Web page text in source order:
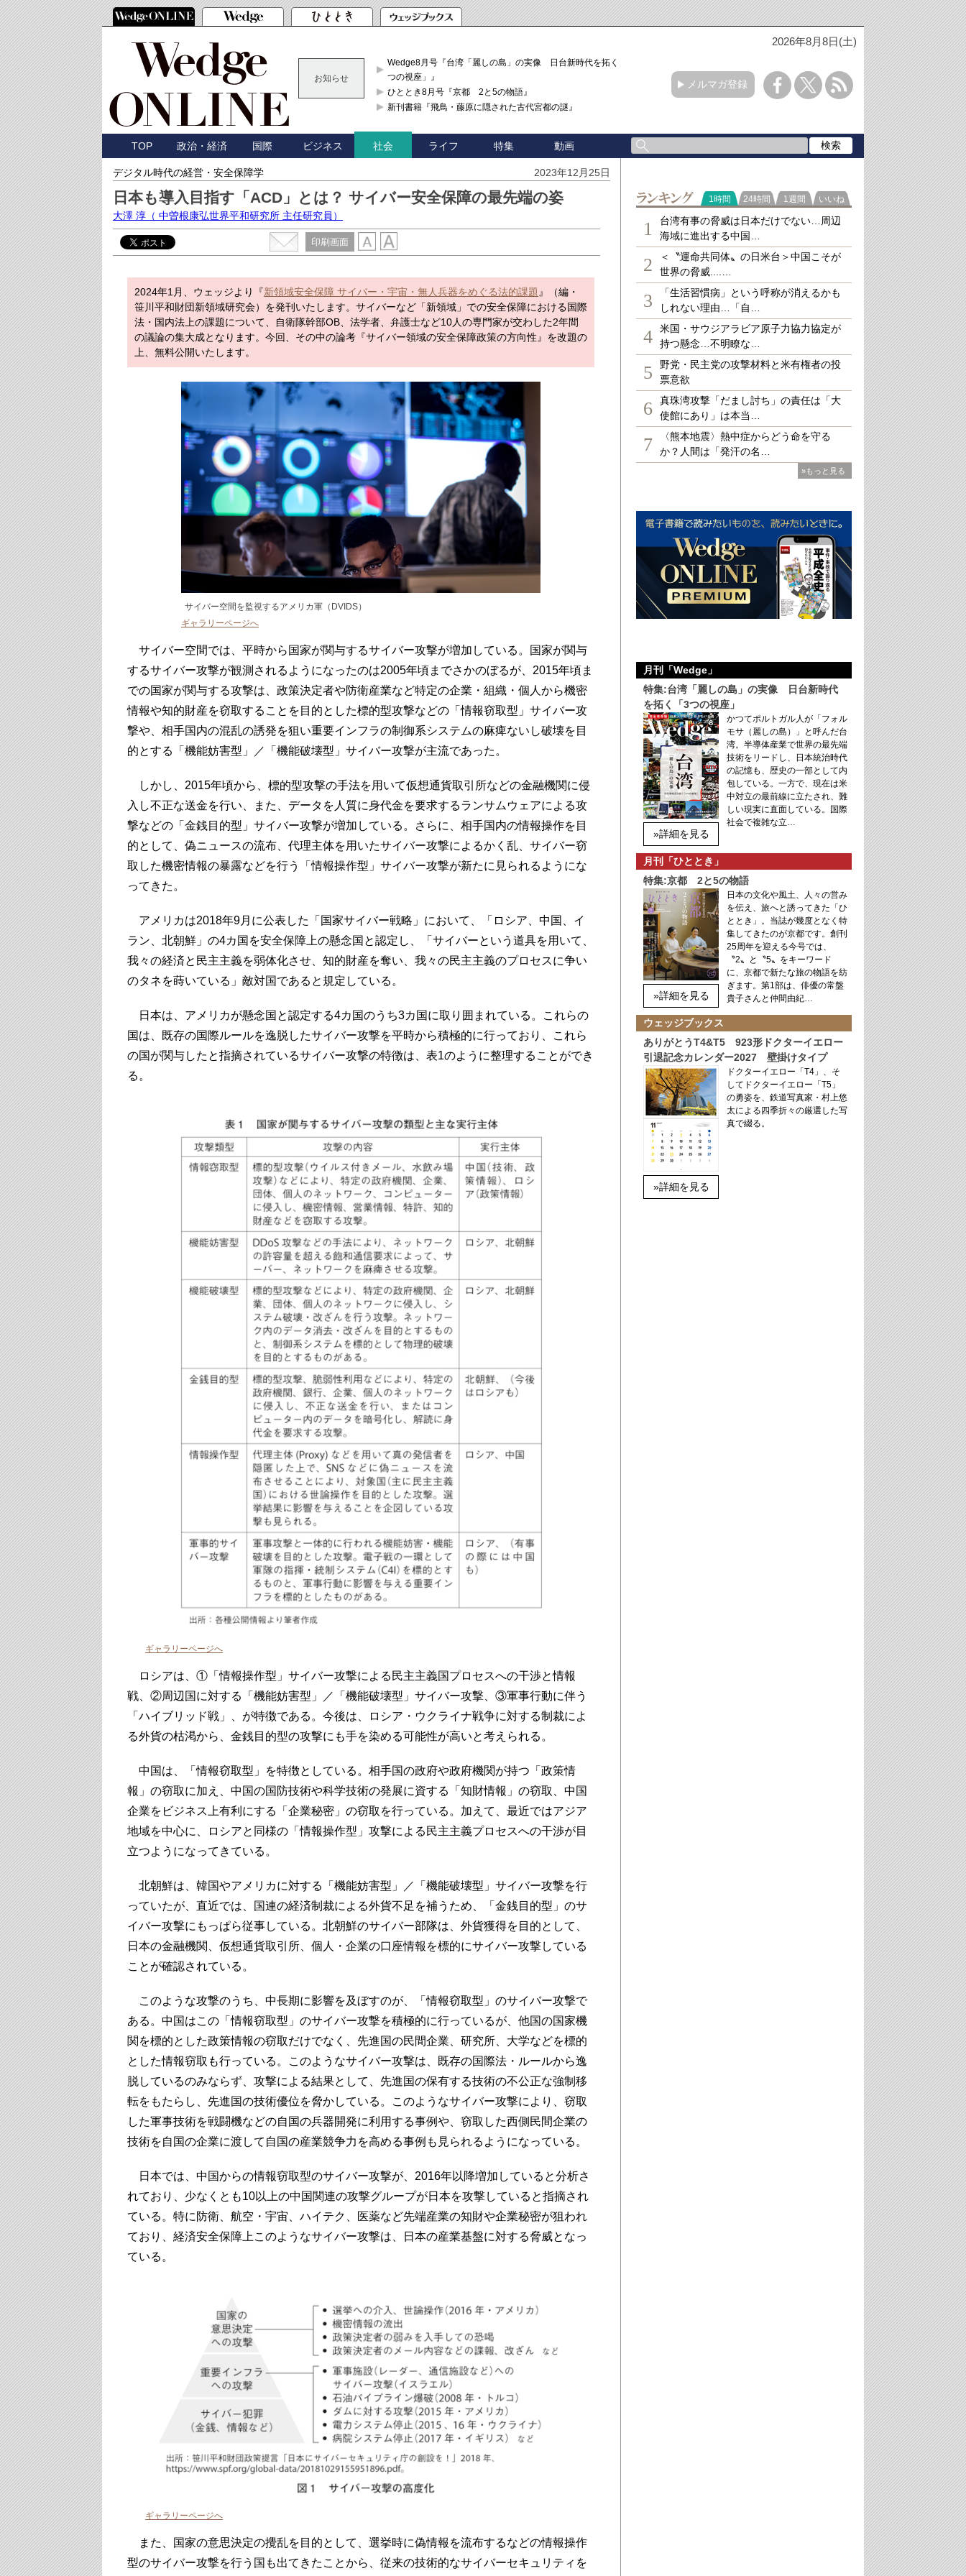
2026年8月8日(土)
お知らせ
Wedge8月号『台湾「麗しの島」の実像 日台新時代を拓く「3
つの視座」』
ひととき8月号『京都 2と5の物語』
新刊書籍『飛鳥・藤原に隠された古代宮都の謎』
メルマガ登録
TOP 政治・経済 国際 ビジネス 社会 ライフ 特集 動画
デジタル時代の経営・安全保障学 2023年12月25日
日本も導入目指す「ACD」とは？ サイバー安全保障の最先端の姿
大澤 淳 （ 中曽根康弘世界平和研究所 主任研究員）
印刷画面
2024年1月、ウェッジより『新領域安全保障 サイバー・宇宙・無人兵器をめぐる法的課題 』（編・
笹川平和財団新領域研究会）を発刊いたします。サイバーなど「新領域」での安全保障における国際
法・国内法上の課題について、自衛隊幹部OB、法学者、弁護士など10人の専門家が交わした2年間
の議論の集大成となります。今回、その中の論考『サイバー領域の安全保障政策の方向性』を改題の
上、無料公開いたします。
サイバー空間を監視するアメリカ軍（DVIDS）
ギャラリーページへ
サイバー空間では、平時から国家が関与するサイバー攻撃が増加している。国家が関与
するサイバー攻撃が観測されるようになったのは2005年頃までさかのぼるが、2015年頃ま
での国家が関与する攻撃は、政策決定者や防衛産業など特定の企業・組織・個人から機密
情報や知的財産を窃取することを目的とした標的型攻撃などの「情報窃取型」サイバー攻
撃や、相手国内の混乱の誘発を狙い重要インフラの制御系システムの麻痺ないし破壊を目
的とする「機能妨害型」／「機能破壊型」サイバー攻撃が主流であった。
しかし、2015年頃から、標的型攻撃の手法を用いて仮想通貨取引所などの金融機関に侵
入し不正な送金を行い、また、データを人質に身代金を要求するランサムウェアによる攻
撃などの「金銭目的型」サイバー攻撃が増加している。さらに、相手国内の情報操作を目
的として、偽ニュースの流布、代理主体を用いたサイバー攻撃によるかく乱、サイバー窃
取した機密情報の暴露などを行う「情報操作型」サイバー攻撃が新たに見られるようにな
ってきた。
アメリカは2018年9月に公表した「国家サイバー戦略」において、「ロシア、中国、イ
ラン、北朝鮮」の4カ国を安全保障上の懸念国と認定し、「サイバーという道具を用いて、
我々の経済と民主主義を弱体化させ、知的財産を奪い、我々の民主主義のプロセスに争い
のタネを蒔いている」敵対国であると規定している。
日本は、アメリカが懸念国と認定する4カ国のうち3カ国に取り囲まれている。これらの
国は、既存の国際ルールを逸脱したサイバー攻撃を平時から積極的に行っており、これら
の国が関与したと指摘されているサイバー攻撃の特徴は、表1のように整理することができ
る。
ギャラリーページへ
ロシアは、①「情報操作型」サイバー攻撃による民主主義国プロセスへの干渉と情報
戦、②周辺国に対する「機能妨害型」／「機能破壊型」サイバー攻撃、③軍事行動に伴う
「ハイブリッド戦」、が特徴である。今後は、ロシア・ウクライナ戦争に対する制裁によ
る外貨の枯渇から、金銭目的型の攻撃にも手を染める可能性が高いと考えられる。
中国は、「情報窃取型」を特徴としている。相手国の政府や政府機関が持つ「政策情
報」の窃取に加え、中国の国防技術や科学技術の発展に資する「知財情報」の窃取、中国
企業をビジネス上有利にする「企業秘密」の窃取を行っている。加えて、最近ではアジア
地域を中心に、ロシアと同様の「情報操作型」攻撃による民主主義プロセスへの干渉が目
立つようになってきている。
北朝鮮は、韓国やアメリカに対する「機能妨害型」／「機能破壊型」サイバー攻撃を行
っていたが、直近では、国連の経済制裁による外貨不足を補うため、「金銭目的型」のサ
イバー攻撃にもっぱら従事している。北朝鮮のサイバー部隊は、外貨獲得を目的として、
日本の金融機関、仮想通貨取引所、個人・企業の口座情報を標的にサイバー攻撃している
ことが確認されている。
このような攻撃のうち、中長期に影響を及ぼすのが、「情報窃取型」のサイバー攻撃で
ある。中国はこの「情報窃取型」のサイバー攻撃を積極的に行っているが、他国の国家機
関を標的とした政策情報の窃取だけでなく、先進国の民間企業、研究所、大学などを標的
とした情報窃取も行っている。このようなサイバー攻撃は、既存の国際法・ルールから逸
脱しているのみならず、攻撃による結果として、先進国の保有する技術の不公正な強制移
転をもたらし、先進国の技術優位を脅かしている。このようなサイバー攻撃により、窃取
した軍事技術を戦闘機などの自国の兵器開発に利用する事例や、窃取した西側民間企業の
技術を自国の企業に渡して自国の産業競争力を高める事例も見られるようになっている。
日本では、中国からの情報窃取型のサイバー攻撃が、2016年以降増加していると分析さ
れており、少なくとも10以上の中国関連の攻撃グループが日本を攻撃していると指摘され
ている。特に防衛、航空・宇宙、ハイテク、医薬など先端産業の知財や企業秘密が狙われ
ており、経済安全保障上このようなサイバー攻撃は、日本の産業基盤に対する脅威となっ
ている。
ギャラリーページへ
また、国家の意思決定の攪乱を目的として、選挙時に偽情報を流布するなどの情報操作
型のサイバー攻撃を行う国も出てきたことから、従来の技術的なサイバーセキュリティを
ランキング
1時間 24時間 1週間 いいね
1
台湾有事の脅威は日本だけでない…周辺
海域に進出する中国…
2
＜〝運命共同体〟の日米台＞中国こそが
世界の脅威....…
3
「生活習慣病」という呼称が消えるかも
しれない理由…「自…
4
米国・サウジアラビア原子力協力協定が
持つ懸念…不明瞭な…
5
野党・民主党の攻撃材料と米有権者の投
票意欲
6
真珠湾攻撃「だまし討ち」の責任は「大
使館にあり」は本当…
7
〈熊本地震〉熱中症からどう命を守る
か？人間は「発汗の名…
»もっと見る
月刊「Wedge」
特集:台湾「麗しの島」の実像 日台新時代
を拓く「3つの視座」
»詳細を見る
かつてポルトガル人が「フォル
モサ（麗しの島）」と呼んだ台
湾。半導体産業で世界の最先端
技術をリードし、日本統治時代
の記憶も、歴史の一部として内
包している。一方で、現在は米
中対立の最前線に立たされ、難
しい現実に直面している。国際
社会で複雑な立…
月刊「ひととき」
特集:京都 2と5の物語
»詳細を見る
日本の文化や風土、人々の営み
を伝え、旅へと誘ってきた「ひ
ととき」。当誌が幾度となく特
集してきたのが京都です。創刊
25周年を迎える今号では、
〝2〟と〝5〟をキーワード
に、京都で新たな旅の物語を紡
ぎます。第1部は、俳優の常盤
貴子さんと仲間由紀…
ウェッジブックス
ありがとうT4&T5 923形ドクターイエロー
引退記念カレンダー2027 壁掛けタイプ
»詳細を見る
ドクターイエロー「T4」、そ
してドクターイエロー「T5」
の勇姿を、鉄道写真家・村上悠
太による四季折々の厳選した写
真で綴る。